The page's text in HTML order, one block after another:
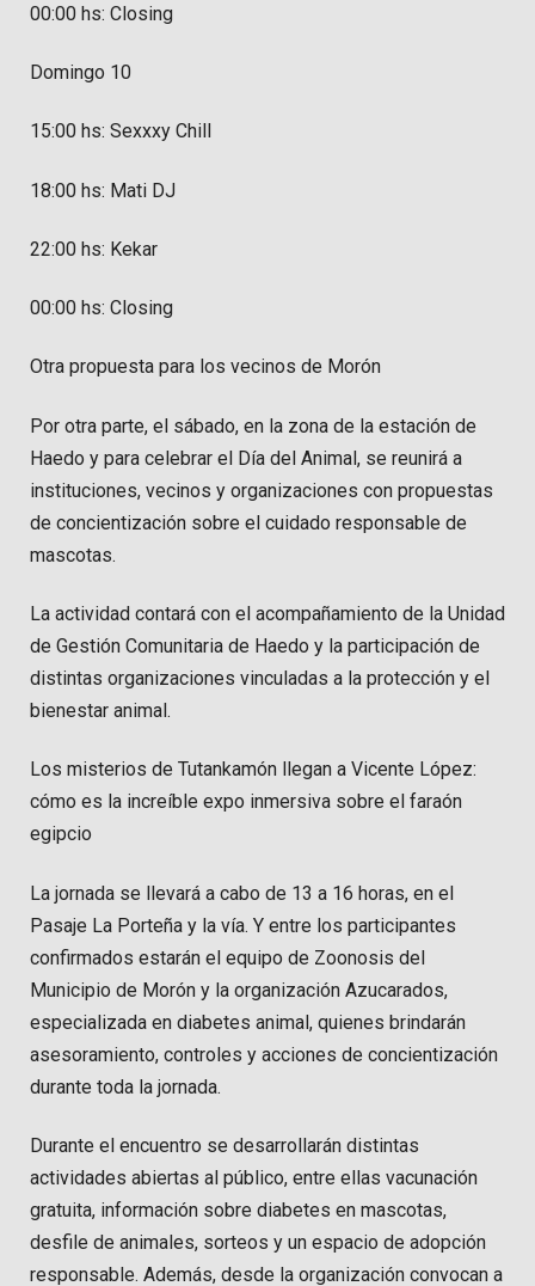
00:00 hs: Closing
Domingo 10
15:00 hs: Sexxxy Chill
18:00 hs: Mati DJ
22:00 hs: Kekar
00:00 hs: Closing
Otra propuesta para los vecinos de Morón
Por otra parte, el sábado, en la zona de la estación de
Haedo y para celebrar el Día del Animal, se reunirá a
instituciones, vecinos y organizaciones con propuestas
de concientización sobre el cuidado responsable de
mascotas.
La actividad contará con el acompañamiento de la Unidad
de Gestión Comunitaria de Haedo y la participación de
distintas organizaciones vinculadas a la protección y el
bienestar animal.
Los misterios de Tutankamón llegan a Vicente López:
cómo es la increíble expo inmersiva sobre el faraón
egipcio
La jornada se llevará a cabo de 13 a 16 horas, en el
Pasaje La Porteña y la vía. Y entre los participantes
confirmados estarán el equipo de Zoonosis del
Municipio de Morón y la organización Azucarados,
especializada en diabetes animal, quienes brindarán
asesoramiento, controles y acciones de concientización
durante toda la jornada.
Durante el encuentro se desarrollarán distintas
actividades abiertas al público, entre ellas vacunación
gratuita, información sobre diabetes en mascotas,
desfile de animales, sorteos y un espacio de adopción
responsable. Además, desde la organización convocan a